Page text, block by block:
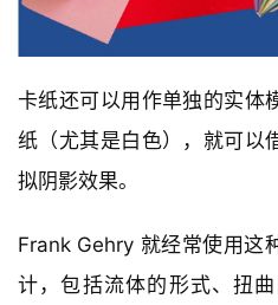
卡纸还可以用作单独的实体
纸（尤其是白色），就可以
拟阴影效果。
Frank Gehry 就经常使用这
计，包括流体的形式、扭